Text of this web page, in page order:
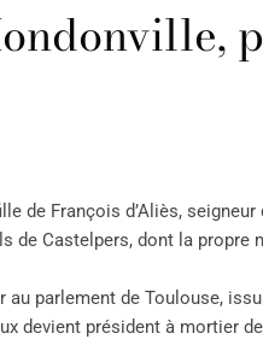
de François d’Aliès,
de Castelpers, dont la propre
au parlement de Toulouse,
devient président à mortier